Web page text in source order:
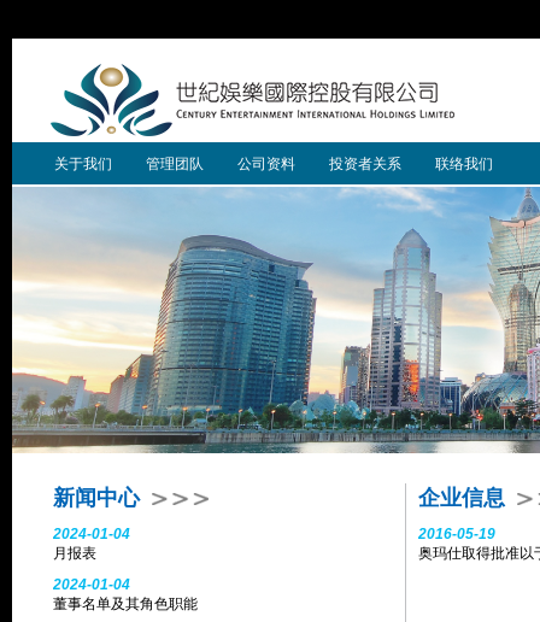
关于我们 管理团队 公司资料 投资者关系 联络我们
新闻中心
2024-01-04
月报表
2024-01-04
董事名单及其角色职能
企业信息
2016-05-19
奥玛仕取得批准以